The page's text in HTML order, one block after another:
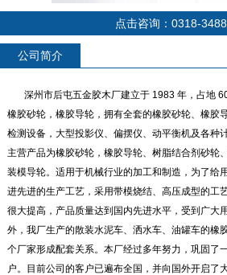
点击咨询：0318-
公司简介
深州市后屯五金胶木厂建立于 1983 年，占地
橡胶砂轮，橡胶导轮，拥有全套的橡胶砂轮、橡胶
检测设备，大型投影仪、偏摆仪、动平衡机及各种
主营产品为橡胶砂轮，橡胶导轮、树脂结合剂砂轮
装模导轮。适用于机械行业的加工和制造，为了给
进先进的生产工艺，采用带模烧结、高压成型的工
很大提高，产品质量达到国内先进水平，受到广大
外，我厂生产的散装水泥车、洒水车、油罐车的橡
个厂家形成配套关系。本厂经过多年努力，巩固了
户。目前公司的客户已遍布全国，并向国外开启了
橡胶砂轮
橡胶砂轮